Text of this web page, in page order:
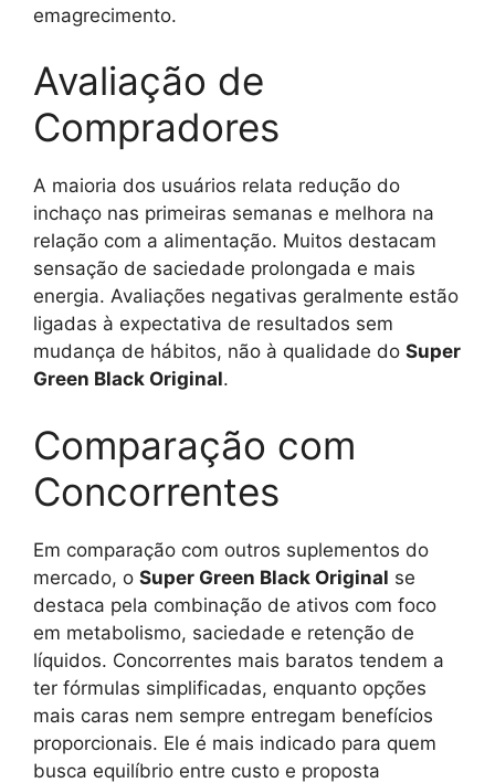
emagrecimento.
Avaliação de
Compradores
A maioria dos usuários relata redução do
inchaço nas primeiras semanas e melhora na
relação com a alimentação. Muitos destacam
sensação de saciedade prolongada e mais
energia. Avaliações negativas geralmente estão
ligadas à expectativa de resultados sem
mudança de hábitos, não à qualidade do Super
Green Black Original.
Comparação com
Concorrentes
Em comparação com outros suplementos do
mercado, o Super Green Black Original se
destaca pela combinação de ativos com foco
em metabolismo, saciedade e retenção de
líquidos. Concorrentes mais baratos tendem a
ter fórmulas simplificadas, enquanto opções
mais caras nem sempre entregam benefícios
proporcionais. Ele é mais indicado para quem
busca equilíbrio entre custo e proposta